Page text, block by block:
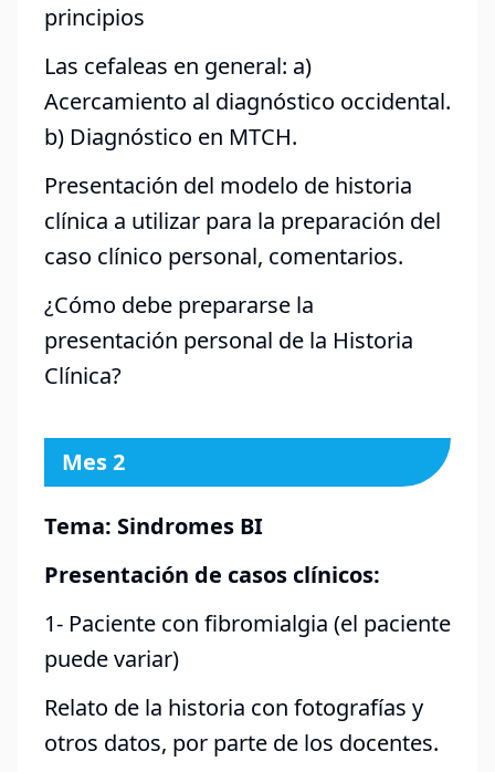
principios
Las cefaleas en general: a)
Acercamiento al diagnóstico occidental.
b) Diagnóstico en MTCH.
Presentación del modelo de historia
clínica a utilizar para la preparación del
caso clínico personal, comentarios.
¿Cómo debe prepararse la
presentación personal de la Historia
Clínica?
Mes 2
Tema: Sindromes BI
Presentación de casos clínicos:
1- Paciente con fibromialgia (el paciente
puede variar)
Relato de la historia con fotografías y
otros datos, por parte de los docentes.